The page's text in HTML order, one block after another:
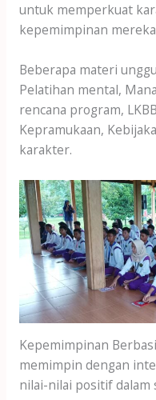
untuk memperkuat
kepemimpinan
Beberapa materi
Pelatihan mental,
rencana program,
Kepramukaan,
karakter.
Kepemimpinan
memimpin dengan
nilai-nilai positif dalam